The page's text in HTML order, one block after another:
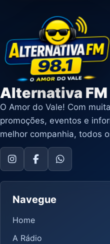
Alternativa FM
O Amor do Vale! Com
promoções, eventos e
melhor companhia, todos
Navegue
Home
A Rádio